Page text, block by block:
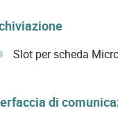
Slot per scheda
di